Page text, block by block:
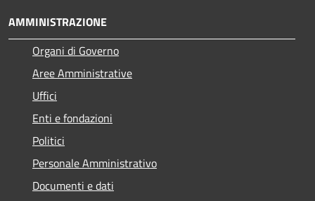
AMMINISTRAZIONE
Organi di Governo
Aree Amministrative
Uffici
Enti e fondazioni
Politici
Personale Amministrativo
Documenti e dati